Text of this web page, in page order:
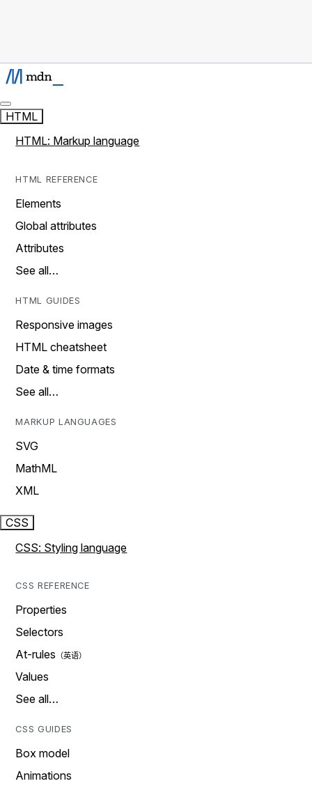
HTML
HTML: Markup language
HTML REFERENCE
Elements
Global attributes
Attributes
See all…
HTML GUIDES
Responsive images
HTML cheatsheet
Date & time formats
See all…
MARKUP LANGUAGES
SVG
MathML
XML
CSS
CSS: Styling language
CSS REFERENCE
Properties
Selectors
At-rules
Values
See all…
CSS GUIDES
Box model
Animations